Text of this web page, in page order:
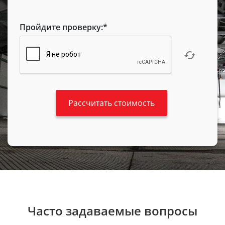
Пройдите проверку:*
Часто задаваемые вопросы